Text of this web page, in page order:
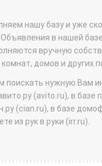
нашу базу и уже
в нашей
вручную
комнат, домов и других
поискать нужную Вам
(avito.ru), в базе
(cian.ru), в базе
из рук в руки (irr.ru).